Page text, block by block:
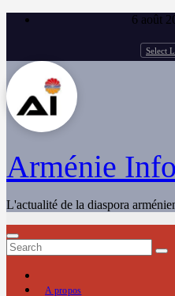
Skip
6 août
Select
Arménie Info
L'actualité de la diaspora
A propos